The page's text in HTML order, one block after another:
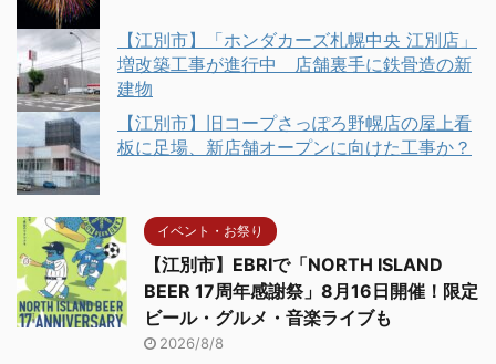
【江別市】「ホンダカーズ札幌中央 江別店」
増改築工事が進行中 店舗裏手に鉄骨造の新
建物
【江別市】旧コープさっぽろ野幌店の屋上看
板に足場、新店舗オープンに向けた工事か？
イベント・お祭り
【江別市】EBRIで「NORTH ISLAND
BEER 17周年感謝祭」8月16日開催！限定
ビール・グルメ・音楽ライブも
2026/8/8